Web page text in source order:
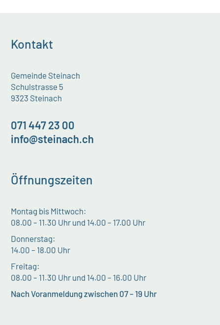
Kontakt
Gemeinde Steinach
Schulstrasse 5
9323 Steinach
071 447 23 00
info@steinach.ch
Öffnungszeiten
Montag bis Mittwoch:
08.00 – 11.30 Uhr und 14.00 – 17.00 Uhr
Donnerstag:
14.00 – 18.00 Uhr
Freitag:
08.00 – 11.30 Uhr und 14.00 – 16.00 Uhr
Nach Voranmeldung zwischen 07 – 19 Uhr